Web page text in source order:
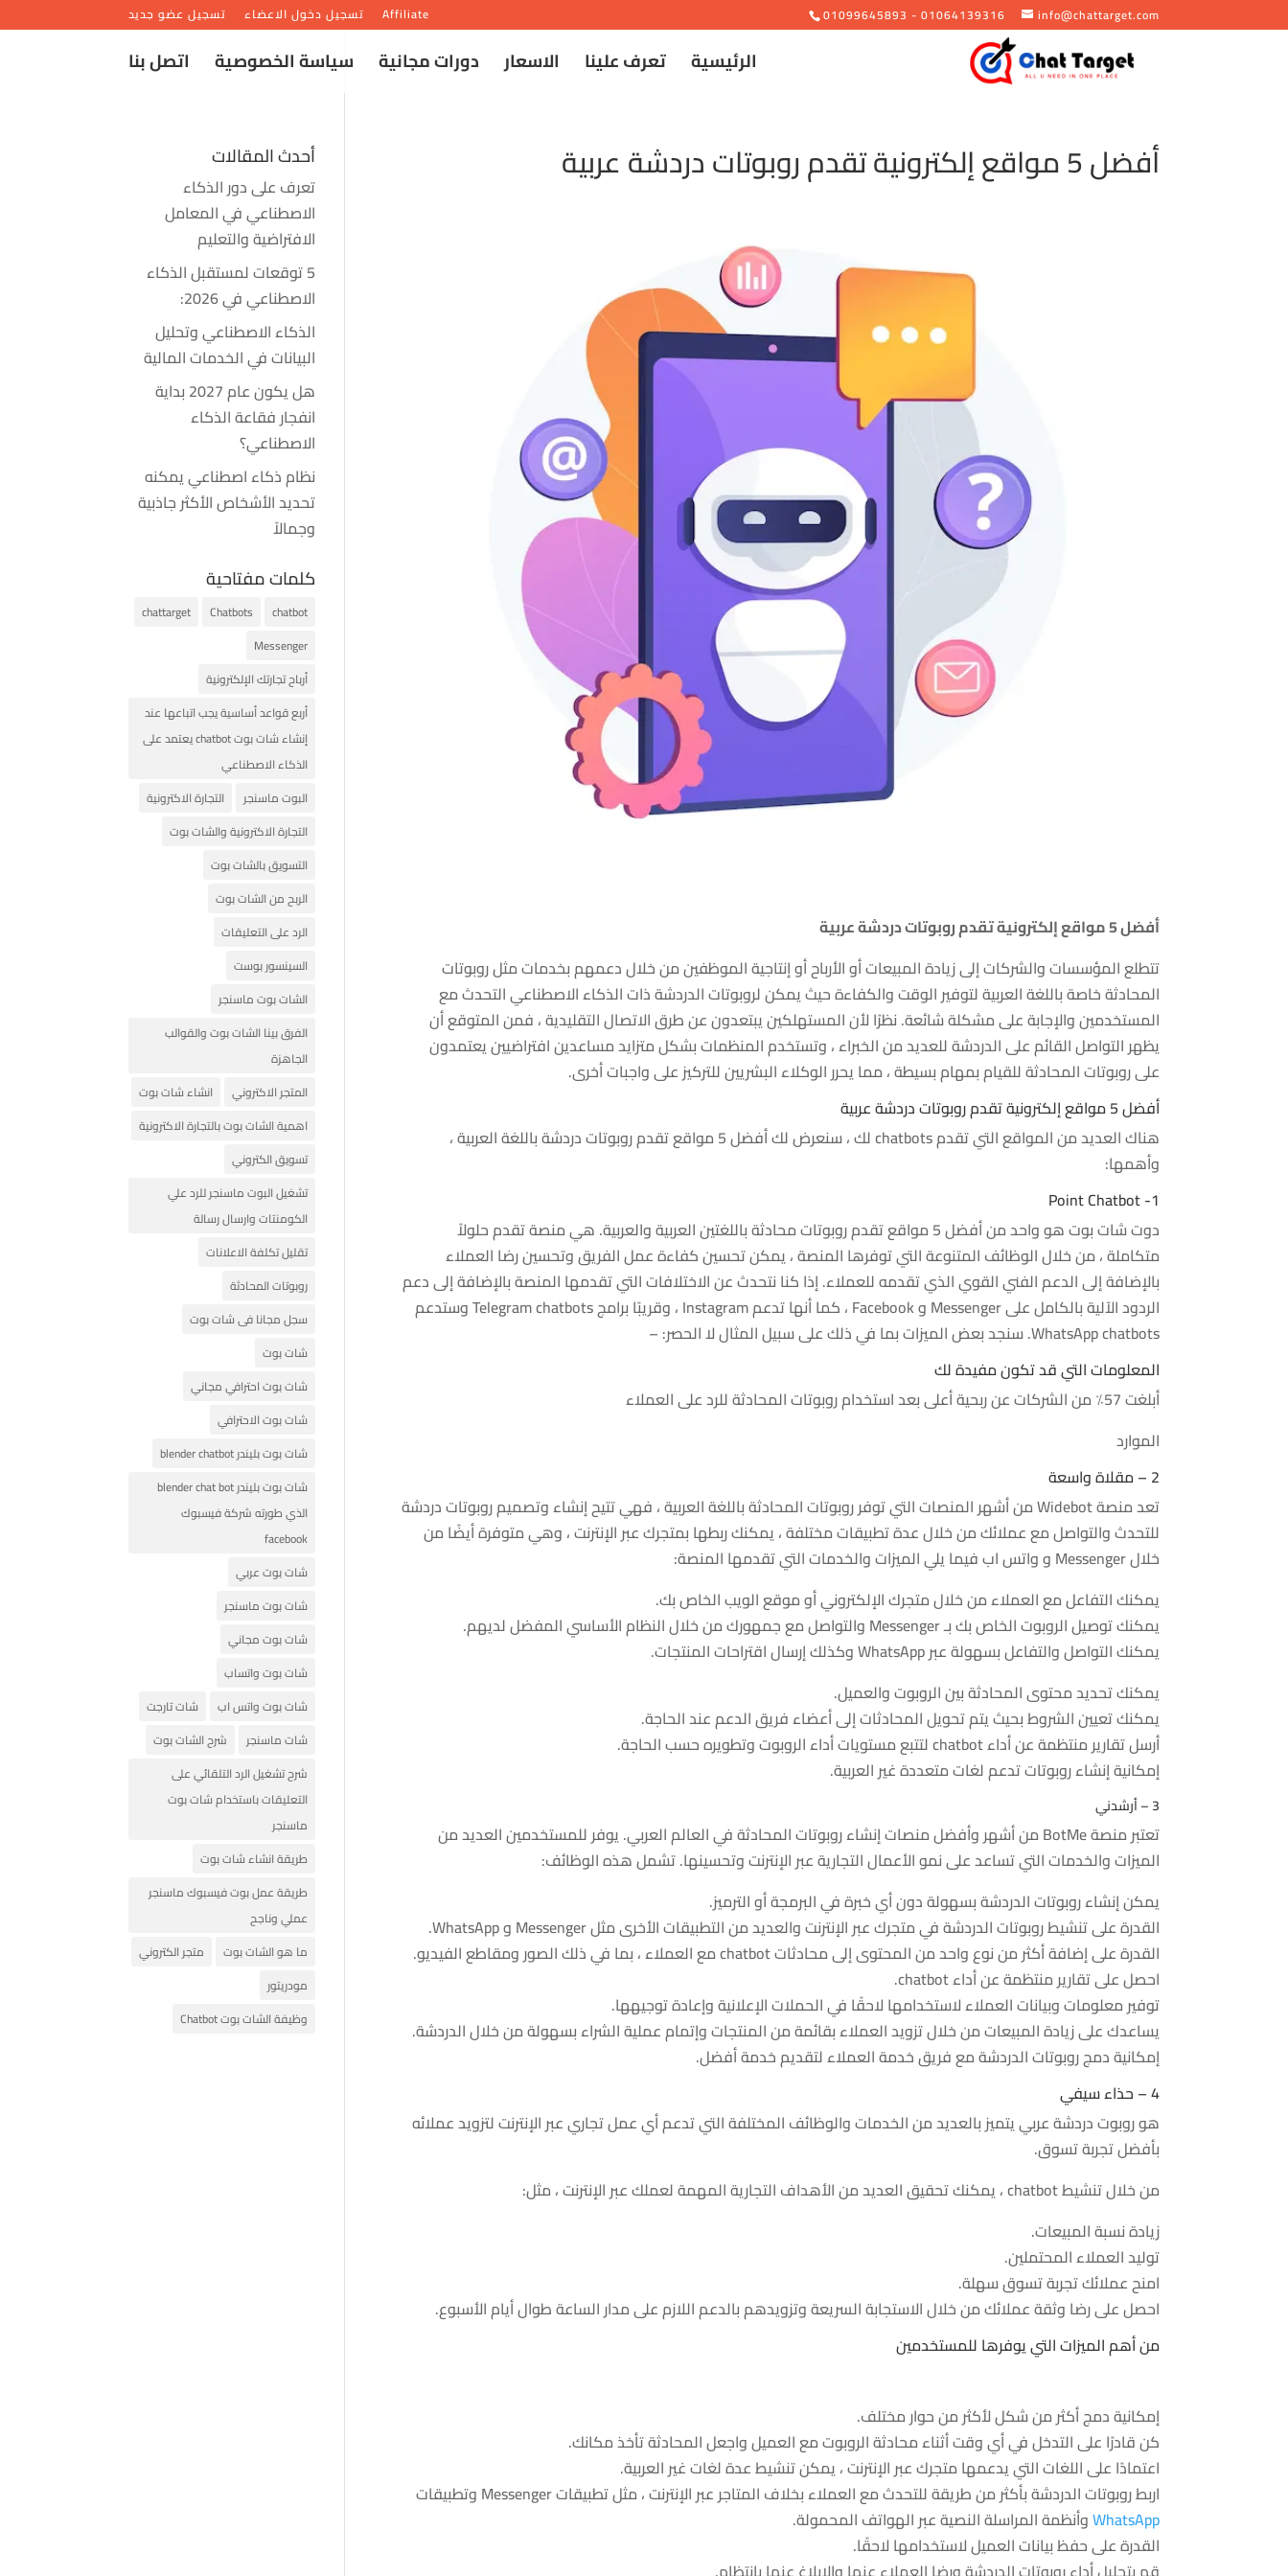
01099645893 - 01064139316 info@chattarget.com
Affiliate تسجيل دخول الاعضاء تسجيل عضو جديد
الرئيسية تعرف علينا الاسعار دورات مجانية سياسة الخصوصية اتصل بنا
أفضل 5 مواقع إلكترونية تقدم روبوتات دردشة عربية
أفضل 5 مواقع إلكترونية تقدم روبوتات دردشة عربية
تتطلع المؤسسات والشركات إلى زيادة المبيعات أو الأرباح أو إنتاجية الموظفين من خلال دعمهم بخدمات مثل روبوتات
المحادثة خاصة باللغة العربية لتوفير الوقت والكفاءة حيث يمكن لروبوتات الدردشة ذات الذكاء الاصطناعي التحدث مع
المستخدمين والإجابة على مشكلة شائعة. نظرًا لأن المستهلكين يبتعدون عن طرق الاتصال التقليدية ، فمن المتوقع أن
يظهر التواصل القائم على الدردشة للعديد من الخبراء ، وتستخدم المنظمات بشكل متزايد مساعدين افتراضيين يعتمدون
على روبوتات المحادثة للقيام بمهام بسيطة ، مما يحرر الوكلاء البشريين للتركيز على واجبات أخرى.
أفضل 5 مواقع إلكترونية تقدم روبوتات دردشة عربية
هناك العديد من المواقع التي تقدم chatbots لك ، سنعرض لك أفضل 5 مواقع تقدم روبوتات دردشة باللغة العربية ،
وأهمها:
1- Point Chatbot
دوت شات بوت هو واحد من أفضل 5 مواقع تقدم روبوتات محادثة باللغتين العربية والعربية. هي منصة تقدم حلولاً
متكاملة ، من خلال الوظائف المتنوعة التي توفرها المنصة ، يمكن تحسين كفاءة عمل الفريق وتحسين رضا العملاء
بالإضافة إلى الدعم الفني القوي الذي تقدمه للعملاء. إذا كنا نتحدث عن الاختلافات التي تقدمها المنصة بالإضافة إلى دعم
الردود الآلية بالكامل على Messenger و Facebook ، كما أنها تدعم Instagram ، وقريبًا برامج Telegram chatbots وستدعم
WhatsApp chatbots. سنجد بعض الميزات بما في ذلك على سبيل المثال لا الحصر: –
المعلومات التي قد تكون مفيدة لك
أبلغت 57٪ من الشركات عن ربحية أعلى بعد استخدام روبوتات المحادثة للرد على العملاء
الموارد
2 – مقلاة واسعة
تعد منصة Widebot من أشهر المنصات التي توفر روبوتات المحادثة باللغة العربية ، فهي تتيح إنشاء وتصميم روبوتات دردشة
للتحدث والتواصل مع عملائك من خلال عدة تطبيقات مختلفة ، يمكنك ربطها بمتجرك عبر الإنترنت ، وهي متوفرة أيضًا من
خلال Messenger و واتس اب فيما يلي الميزات والخدمات التي تقدمها المنصة:
يمكنك التفاعل مع العملاء من خلال متجرك الإلكتروني أو موقع الويب الخاص بك.
يمكنك توصيل الروبوت الخاص بك بـ Messenger والتواصل مع جمهورك من خلال النظام الأساسي المفضل لديهم.
يمكنك التواصل والتفاعل بسهولة عبر WhatsApp وكذلك إرسال اقتراحات المنتجات.
يمكنك تحديد محتوى المحادثة بين الروبوت والعميل.
يمكنك تعيين الشروط بحيث يتم تحويل المحادثات إلى أعضاء فريق الدعم عند الحاجة.
أرسل تقارير منتظمة عن أداء chatbot لتتبع مستويات أداء الروبوت وتطويره حسب الحاجة.
إمكانية إنشاء روبوتات تدعم لغات متعددة غير العربية.
3 – أرشدني
تعتبر منصة BotMe من أشهر وأفضل منصات إنشاء روبوتات المحادثة في العالم العربي. يوفر للمستخدمين العديد من
الميزات والخدمات التي تساعد على نمو الأعمال التجارية عبر الإنترنت وتحسينها. تشمل هذه الوظائف:
يمكن إنشاء روبوتات الدردشة بسهولة دون أي خبرة في البرمجة أو الترميز.
القدرة على تنشيط روبوتات الدردشة في متجرك عبر الإنترنت والعديد من التطبيقات الأخرى مثل Messenger و WhatsApp.
القدرة على إضافة أكثر من نوع واحد من المحتوى إلى محادثات chatbot مع العملاء ، بما في ذلك الصور ومقاطع الفيديو.
احصل على تقارير منتظمة عن أداء chatbot.
توفير معلومات وبيانات العملاء لاستخدامها لاحقًا في الحملات الإعلانية وإعادة توجيهها.
يساعدك على زيادة المبيعات من خلال تزويد العملاء بقائمة من المنتجات وإتمام عملية الشراء بسهولة من خلال الدردشة.
إمكانية دمج روبوتات الدردشة مع فريق خدمة العملاء لتقديم خدمة أفضل.
4 – حذاء سيفي
هو روبوت دردشة عربي يتميز بالعديد من الخدمات والوظائف المختلفة التي تدعم أي عمل تجاري عبر الإنترنت لتزويد عملائه
بأفضل تجربة تسوق.
من خلال تنشيط chatbot ، يمكنك تحقيق العديد من الأهداف التجارية المهمة لعملك عبر الإنترنت ، مثل:
زيادة نسبة المبيعات.
توليد العملاء المحتملين.
امنح عملائك تجربة تسوق سهلة.
احصل على رضا وثقة عملائك من خلال الاستجابة السريعة وتزويدهم بالدعم اللازم على مدار الساعة طوال أيام الأسبوع.
من أهم الميزات التي يوفرها للمستخدمين
إمكانية دمج أكثر من شكل لأكثر من حوار مختلف.
كن قادرًا على التدخل في أي وقت أثناء محادثة الروبوت مع العميل واجعل المحادثة تأخذ مكانك.
اعتمادًا على اللغات التي يدعمها متجرك عبر الإنترنت ، يمكن تنشيط عدة لغات غير العربية.
اربط روبوتات الدردشة بأكثر من طريقة للتحدث مع العملاء بخلاف المتاجر عبر الإنترنت ، مثل تطبيقات Messenger وتطبيقات
WhatsAppوأنظمة المراسلة النصية عبر الهواتف المحمولة.
القدرة على حفظ بيانات العميل لاستخدامها لاحقًا.
أحدث المقالات
تعرف على دور الذكاء
الاصطناعي في المعامل
الافتراضية والتعليم
5 توقعات لمستقبل الذكاء
الاصطناعي في 2026:
الذكاء الاصطناعي وتحليل
البيانات في الخدمات المالية
هل يكون عام 2027 بداية
انفجار فقاعة الذكاء
الاصطناعي؟
نظام ذكاء اصطناعي يمكنه
تحديد الأشخاص الأكثر جاذبية
وجمالاً
كلمات مفتاحية
chatbot
Chatbots
chattarget
Messenger
أرباح تجارتك الإلكترونية
أربع قواعد أساسية يجب اتباعها عند
إنشاء شات بوت chatbot يعتمد على
الذكاء الاصطناعي
البوت ماسنجر
التجارة الاكترونية
التجارة الاكترونية والشات بوت
التسويق بالشات بوت
الربح من الشات بوت
الرد على التعليقات
السينسور بوست
الشات بوت ماسنجر
الفرق بينا الشات بوت والقوالب
الجاهزة
المتجر الاكتروني
انشاء شات بوت
اهمية الشات بوت بالتجارة الاكترونية
تسويق الكتروني
تشغيل البوت ماسنجر للرد علي
الكومنتات وارسال رسالة
تقليل تكلفة الاعلانات
روبوتات المحادثة
سجل مجانا فى شات بوت
شات بوت
شات بوت احترافي مجاني
شات بوت الاحترافي
شات بوت بليندر blender chatbot
شات بوت بليندر blender chat bot
الذي طورته شركة فيسبوك
facebook
شات بوت عربي
شات بوت ماسنجر
شات بوت مجاني
شات بوت واتساب
شات بوت واتس اب
شات تارجت
شات ماسنجر
شرح الشات بوت
شرح تشغيل الرد التلقائي على
التعليقات باستخدام شات بوت
ماسنجر
طريقة انشاء شات بوت
طريقة عمل بوت فيسبوك ماسنجر
عملي وناجح
ما هو الشات بوت
متجر الكتروني
مودريتور
وظيفة الشات بوت Chatbot